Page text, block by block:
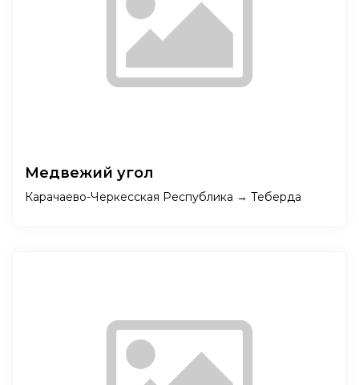
Медвежий угол
Карачаево-Черкесская Республика → Теберда